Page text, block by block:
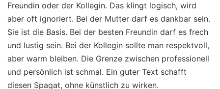
Freundin oder der Kollegin. Das klingt logisch, wird
aber oft ignoriert. Bei der Mutter darf es dankbar sein.
Sie ist die Basis. Bei der besten Freundin darf es frech
und lustig sein. Bei der Kollegin sollte man respektvoll,
aber warm bleiben. Die Grenze zwischen professionell
und persönlich ist schmal. Ein guter Text schafft
diesen Spagat, ohne künstlich zu wirken.